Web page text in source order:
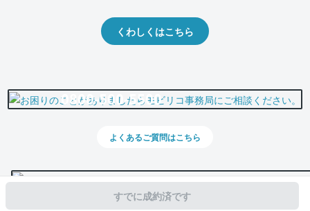
すでに成約済です
くわしくはこちら
0800-500-5500
よくあるご質問はこちら